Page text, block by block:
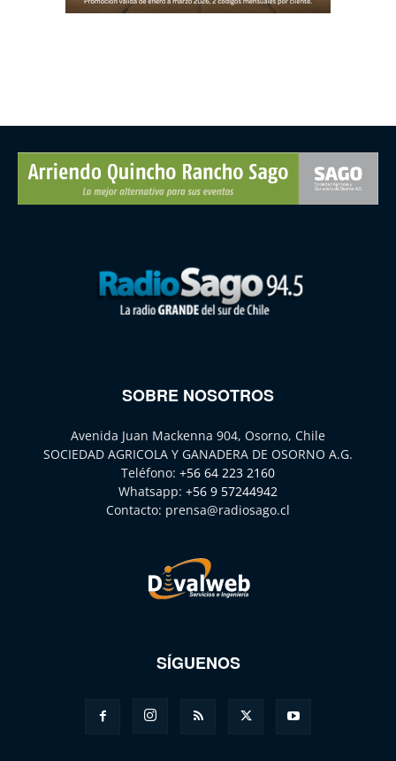
SOBRE NOSOTROS
Avenida Juan Mackenna 904, Osorno, Chile
SOCIEDAD AGRICOLA Y GANADERA DE OSORNO A.G.
Teléfono: +56 64 223 2160
Whatsapp: +56 9 57244942
Contacto: prensa@radiosago.cl
SÍGUENOS